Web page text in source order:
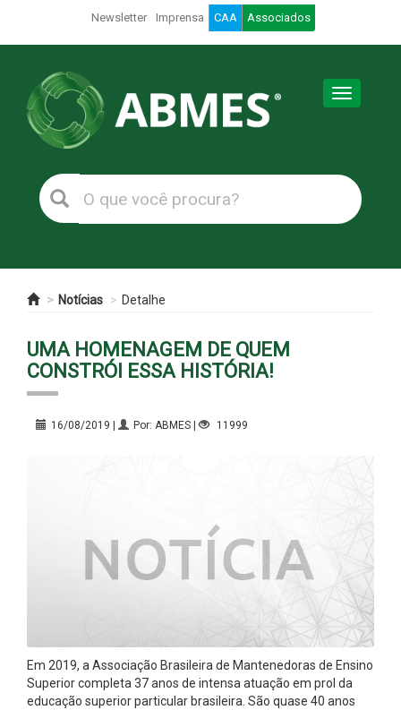
Newsletter Imprensa CAA Associados
Toggle
Notícias Detalhe
UMA HOMENAGEM DE QUEM
CONSTRÓI ESSA HISTÓRIA!
16/08/2019 | Por: ABMES | 11999
Em 2019, a Associação Brasileira de Mantenedoras de Ensino
Superior completa 37 anos de intensa atuação em prol da
educação superior particular brasileira. São quase 40 anos